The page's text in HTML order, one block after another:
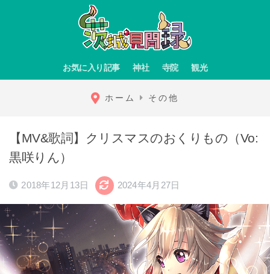
お気に入り記事 神社 寺院 観光
ホーム その他
【MV&歌詞】クリスマスのおくりもの（Vo:
黒咲りん）
2018年12月13日 2024年4月27日